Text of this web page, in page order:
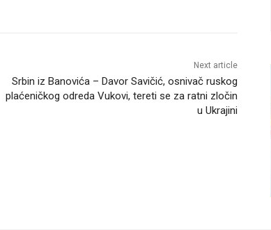
Next article
Srbin iz Banovića – Davor Savičić, osnivač ruskog
plaćeničkog odreda Vukovi, tereti se za ratni zločin
u Ukrajini